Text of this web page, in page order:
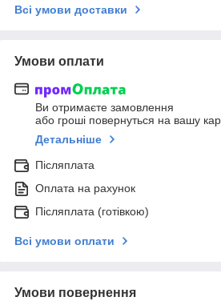
Всі умови доставки
Умови оплати
Ви отримаєте замовлення
або гроші повернуться на вашу
Детальніше
Післяплата
Оплата на рахунок
Післяплата (готівкою)
Всі умови оплати
Умови повернення